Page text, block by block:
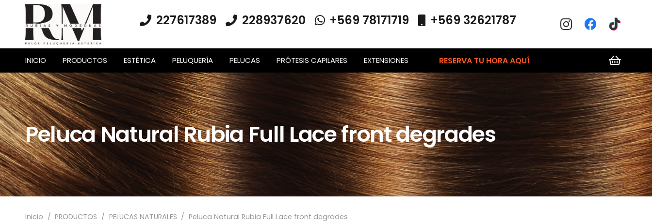
227617389 228937620 +569 78171719 +569 32621787
INICIO PRODUCTOS ESTÉTICA PELUQUERÍA PELUCAS PRÓTESIS CAPILARES EXTENSIONES RESERVA TU HORA AQUÍ
Peluca Natural Rubia Full Lace front degrades
Inicio / PRODUCTOS / PELUCAS NATURALES / Peluca Natural Rubia Full Lace front degrades